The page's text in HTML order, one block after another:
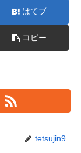
はてブ
コピー
tetsujin9